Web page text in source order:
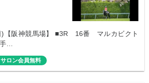
)【阪神競馬場】 ■3R 16番 マルカビクト
…
サロン会員無料